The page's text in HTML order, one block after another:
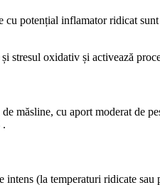
potențial inflamator ridicat sunt
stresul oxidativ și activează
măsline, cu aport moderat de
.
(la temperaturi ridicate